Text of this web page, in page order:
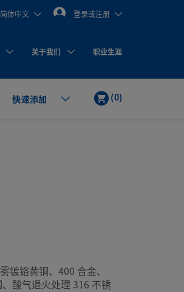
简体中文 登录或注册
关于我们 职业生涯
快速添加
购
(0)
镀铬黄铜、400 合金、
酸气退火处理 316 不锈